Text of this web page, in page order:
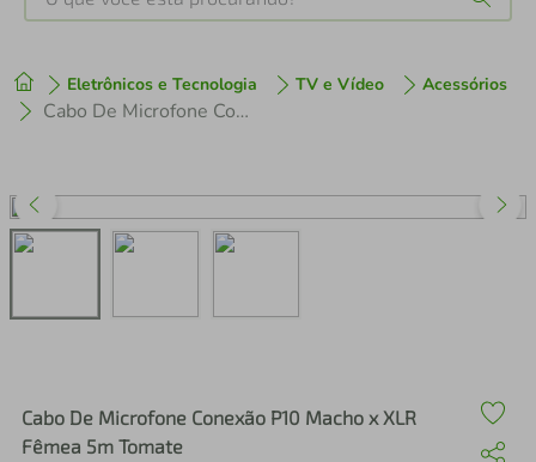
Eletrônicos e Tecnologia TV e Vídeo Acessórios
Cabo De Microfone Conexão P10 Macho x XLR Fêmea 5m Tomate
Cabo De Microfone Conexão P10 Macho x XLR
Fêmea 5m Tomate
1º tenis
perfume